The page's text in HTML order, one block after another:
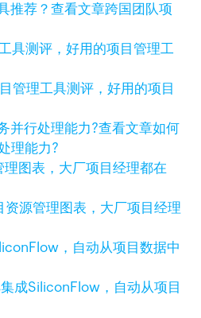
查看文章跨国团队项
管理工具测评，好用的项目
查看文章如何
理能力?
资源管理图表，大厂项目经理
成SiliconFlow，自动从项目